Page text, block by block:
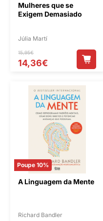
Mulheres que se
Exigem Demasiado
Júlia Martí
15,95€
14,36€
Poupe 10%
A Linguagem da Mente
Richard Bandler